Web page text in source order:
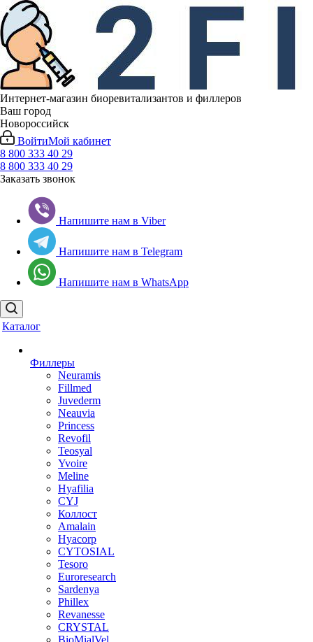
Интернет-магазин биоревитализантов и филлеров
Ваш город
Новороссийск
ВойтиМой кабинет
8 800 333 40 29
8 800 333 40 29
Заказать звонок
Напишите нам в Viber
Напишите нам в Telegram
Напишите нам в WhatsApp
Каталог
Филлеры
Neuramis
Fillmed
Juvederm
Neauvia
Princess
Revofil
Teosyal
Yvoire
Meline
Hyafilia
CYJ
Коллост
Amalain
Hyacorp
CYTOSIAL
Tesoro
Euroresearch
Sardenya
Phillex
Revanesse
CRYSTAL
BioMialVel